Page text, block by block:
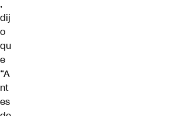
,
dij
o
qu
e
“A
nt
es